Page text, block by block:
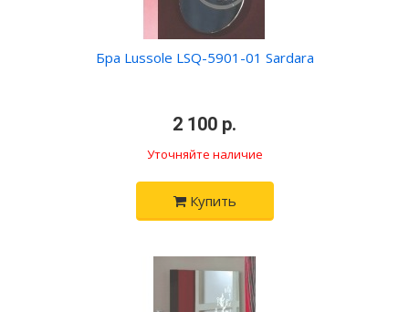
Бра Lussole LSQ-5901-01 Sardara
2 100 р.
Уточняйте наличие
Купить